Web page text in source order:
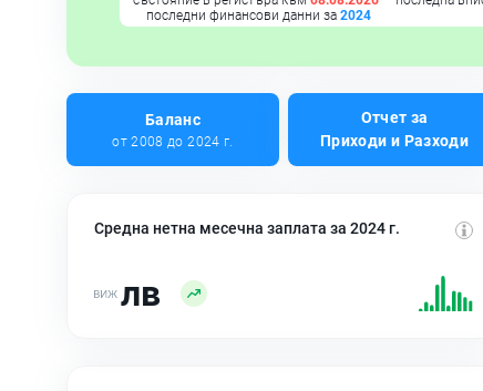
последни финансови данни за 2024
Баланс
от 2008 до 2024 г.
Отчет за
Приходи и Разходи
Средна нетна месечна заплата за 2024 г.
лв